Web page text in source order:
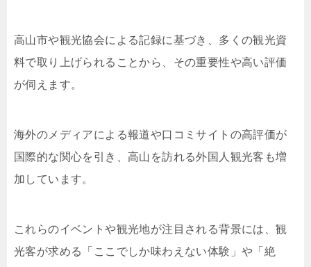
高山市や観光協会による記録に基づき、多くの観光資
料で取り上げられることから、その重要性や高い評価
が伺えます。
海外のメディアによる報道や口コミサイトの高評価が
国際的な関心を引き、高山を訪れる外国人観光客も増
加しています。
これらのイベントや観光地が注目される背景には、観
光客が求める「ここでしか味わえない体験」や「絶